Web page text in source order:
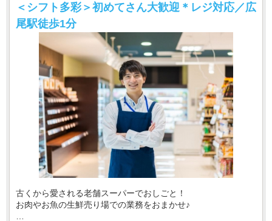
＜シフト多彩＞初めてさん大歓迎＊レジ対応／広
尾駅徒歩1分
古くから愛される老舗スーパーでおしごと！
お肉やお魚の生鮮売り場での業務をおまかせ♪